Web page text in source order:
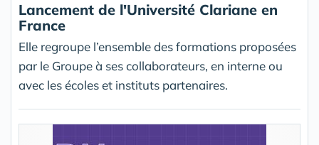
Lancement de l'Université Clariane en
France
Elle regroupe l’ensemble des formations proposées
par le Groupe à ses collaborateurs, en interne ou
avec les écoles et instituts partenaires.